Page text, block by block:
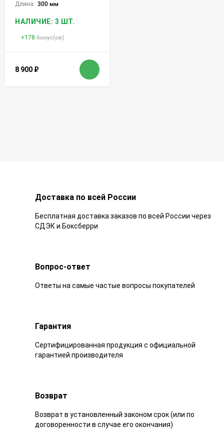
Длина: 300 мм
НАЛИЧИЕ: 3 ШТ.
+178 бонус(ов)
8 900 ₽
Доставка по всей России
Бесплатная доставка заказов по всей России через
СДЭК и Боксберри
Вопрос-ответ
Ответы на самые частые вопросы покупателей
Гарантия
Сертифицированная продукция с официальной
гарантией производителя
Возврат
Возврат в установленный законом срок (или по
договоренности в случае его окончания)